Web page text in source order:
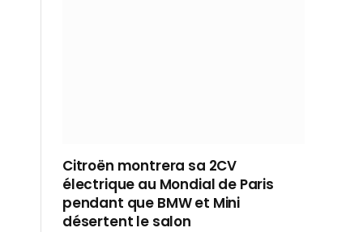
Citroën montrera sa 2CV
électrique au Mondial de Paris
pendant que BMW et Mini
désertent le salon